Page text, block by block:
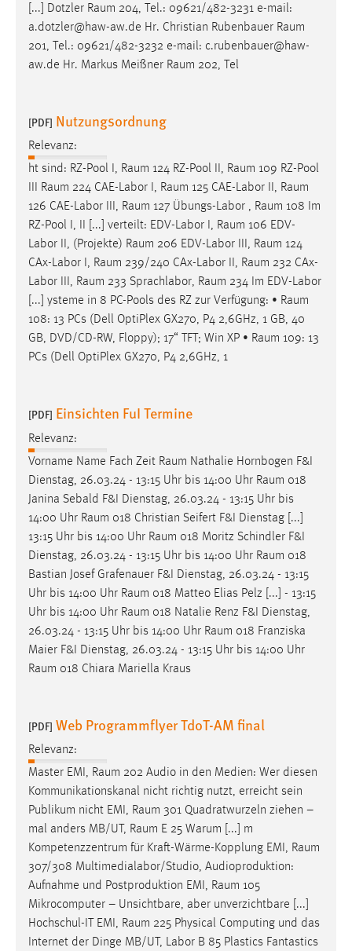
[...] Dotzler Raum 204, Tel.: 09621/482-3231 e-mail:
a.dotzler@haw-aw.de Hr. Christian Rubenbauer Raum
201, Tel.: 09621/482-3232 e-mail: c.rubenbauer@haw-
aw.de Hr. Markus Meißner Raum 202, Tel
[PDF] Nutzungsordnung
Relevanz:
ht sind: RZ-Pool I, Raum 124 RZ-Pool II, Raum 109 RZ-Pool
Raum 224 CAE-Labor I, Raum 125 CAE-Labor II, Raum
126 CAE-Labor III, Raum 127 Übungs-Labor , Raum 108 Im
RZ-Pool I, II [...] verteilt: EDV-Labor I, Raum 106 EDV-
Labor II, (Projekte) Raum 206 EDV-Labor III, Raum 124
CAx-Labor I, Raum 239/240 CAx-Labor II, Raum 232 CAx-
Labor III, Raum 233 Sprachlabor, Raum 234 Im EDV-Labor
[...] ysteme in 8 PC-Pools des RZ zur Verfügung: • Raum
108: 13 PCs (Dell OptiPlex GX270, P4 2,6GHz, 1 GB, 40
GB, DVD/CD-RW, Floppy); 17“ TFT; Win XP • Raum 109: 13
PCs (Dell OptiPlex GX270, P4 2,6GHz, 1
[PDF] Einsichten FuI Termine
Relevanz:
Vorname Name Fach Zeit Raum Nathalie Hornbogen F&I
Dienstag, 26.03.24 - 13:15 Uhr bis 14:00 Uhr Raum 018
Janina Sebald F&I Dienstag, 26.03.24 - 13:15 Uhr bis
14:00 Uhr Raum 018 Christian Seifert F&I Dienstag [...]
13:15 Uhr bis 14:00 Uhr Raum 018 Moritz Schindler F&I
Dienstag, 26.03.24 - 13:15 Uhr bis 14:00 Uhr Raum 018
Bastian Josef Grafenauer F&I Dienstag, 26.03.24 - 13:15
Uhr bis 14:00 Uhr Raum 018 Matteo Elias Pelz [...] - 13:15
Uhr bis 14:00 Uhr Raum 018 Natalie Renz F&I Dienstag,
26.03.24 - 13:15 Uhr bis 14:00 Uhr Raum 018 Franziska
Maier F&I Dienstag, 26.03.24 - 13:15 Uhr bis 14:00 Uhr
Raum 018 Chiara Mariella Kraus
[PDF] Web Programmflyer TdoT-AM final
Relevanz:
Master EMI, Raum 202 Audio in den Medien: Wer diesen
Kommunikationskanal nicht richtig nutzt, erreicht sein
Publikum nicht EMI, Raum 301 Quadratwurzeln ziehen –
mal anders MB/UT, Raum E 25 Warum [...] m
Kompetenzzentrum für Kraft-Wärme-Kopplung EMI, Raum
307/308 Multimedialabor/Studio, Audioproduktion:
Aufnahme und Postproduktion EMI, Raum 105
Mikrocomputer – Unsichtbare, aber unverzichtbare [...]
Hochschul-IT EMI, Raum 225 Physical Computing und das
Internet der Dinge MB/UT, Labor B 85 Plastics Fantastics